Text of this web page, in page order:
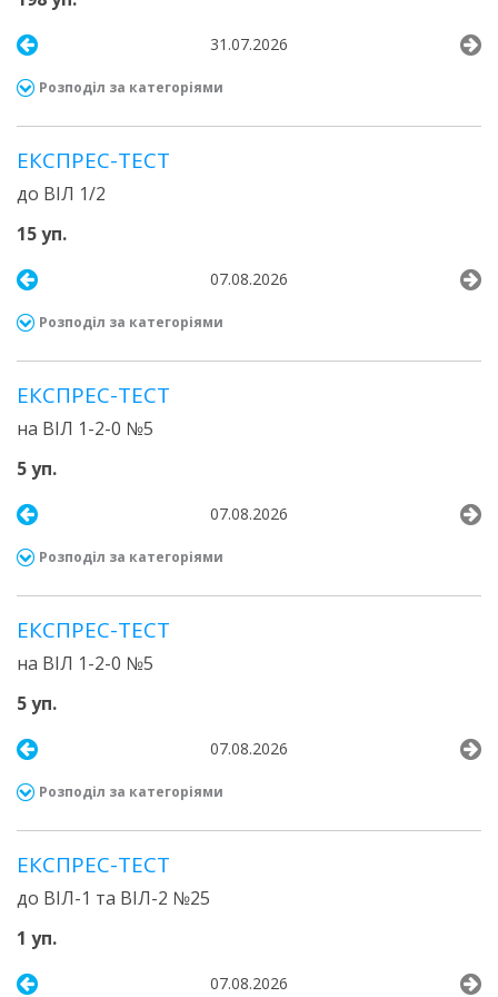
31.07.2026
Розподіл за категоріями
ЕКСПРЕС-ТЕСТ
до ВІЛ 1/2
15 уп.
07.08.2026
Розподіл за категоріями
ЕКСПРЕС-ТЕСТ
на ВІЛ 1-2-0 №5
5 уп.
07.08.2026
Розподіл за категоріями
ЕКСПРЕС-ТЕСТ
на ВІЛ 1-2-0 №5
5 уп.
07.08.2026
Розподіл за категоріями
ЕКСПРЕС-ТЕСТ
до ВІЛ-1 та ВІЛ-2 №25
1 уп.
07.08.2026